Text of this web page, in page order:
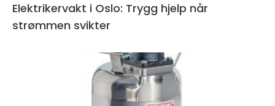
Elektrikervakt i Oslo: Trygg hjelp når
strømmen svikter